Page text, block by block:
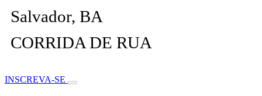
Salvador, BA
CORRIDA DE RUA
INSCREVA-SE